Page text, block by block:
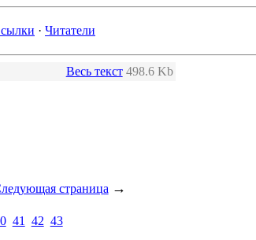
· Читатели
Весь текст 498.6 Kb
страница →
41 42 43